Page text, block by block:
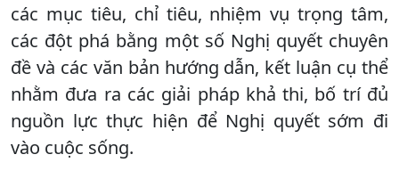
các mục tiêu, chỉ tiêu, nhiệm vụ trọng tâm,
các đột phá bằng một số Nghị quyết chuyên
đề và các văn bản hướng dẫn, kết luận cụ thể
nhằm đưa ra các giải pháp khả thi, bố trí đủ
nguồn lực thực hiện để Nghị quyết sớm đi
vào cuộc sống.